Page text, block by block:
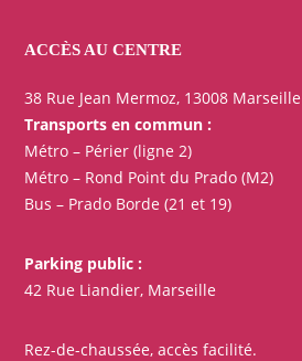
ACCÈS AU CENTRE
38 Rue Jean Mermoz, 13008 Marseille
Transports en commun :
Métro – Périer (ligne 2)
Métro – Rond Point du Prado (M2)
Bus – Prado Borde (21 et 19)
Parking public :
42 Rue Liandier, Marseille
Rez-de-chaussée, accès facilité.